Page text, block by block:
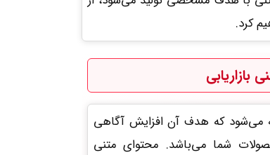
کرد.
بازاریابی
می‌شود که هدف آن افزایش آگاهی
شما می‌باشد. محتوای متنی